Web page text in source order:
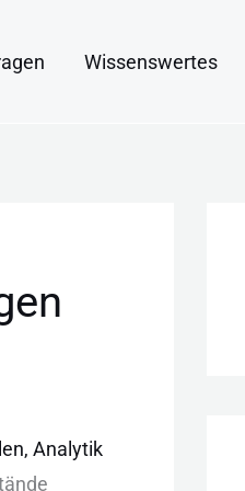
Wissenswertes
Analytik